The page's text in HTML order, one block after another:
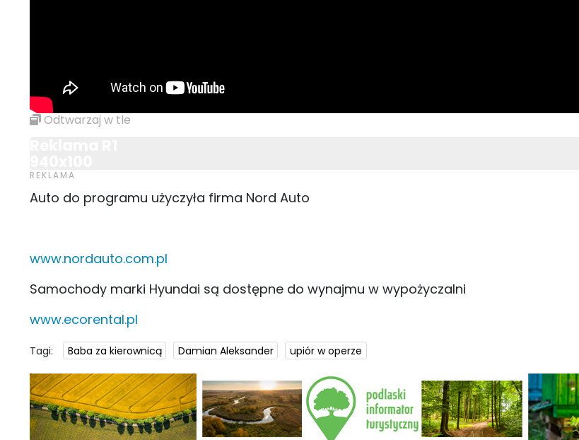
Odtwarzaj w tle
Auto do programu użyczyła firma Nord Auto
www.nordauto.com.pl
Samochody marki Hyundai są dostępne do wynajmu w wypożyczalni
www.ecorental.pl
Tagi: Baba za kierownicą Damian Aleksander upiór w operze